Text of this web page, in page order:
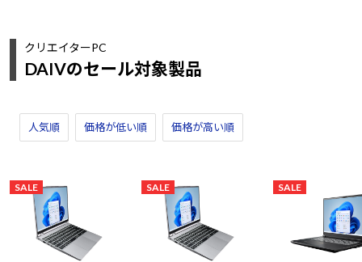
クリエイターPC
DAIVのセール対象製品
人気順 価格が低い順 価格が高い順
SALE SALE SALE